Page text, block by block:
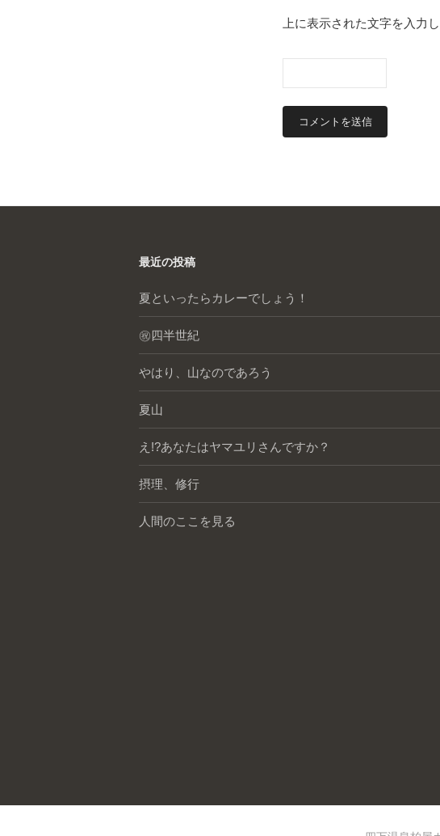
上に表示された文字を入力
最近の投稿
夏といったらカレーでしょう！
㊗️四半世紀
やはり、山なのであろう
夏山
え!?あなたはヤマユリさんですか？
摂理、修行
人間のここを見る